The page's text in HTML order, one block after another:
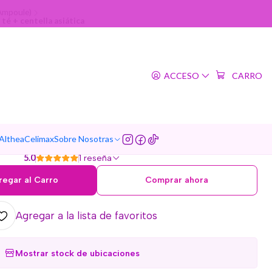
ACCESO CARRO
CelimaxSobre Nosotras
+ centella asiática
Centella Tea-trica
(SKIN1004) - 30ml
asiática
5.0 1 reseña
al Carro Comprar ahora
Agregar a la lista de favoritos
Mostrar stock de ubicaciones